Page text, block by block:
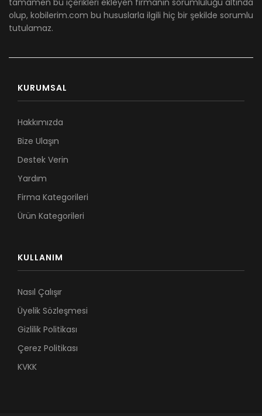
tamamen bu içerikleri ekleyen firmanın sorumluluğu altında
olup, kobilerim.com bu hususlarla ilgili hiç bir şekilde sorumlu
tutulamaz.
KURUMSAL
Hakkımızda
Bize Ulaşın
Destek Verin
Yardım
Firma Kategorileri
Ürün Kategorileri
KULLANIM
Nasıl Çalışır
Üyelik Sözleşmesi
Gizlilik Politikası
Çerez Politikası
KVKK